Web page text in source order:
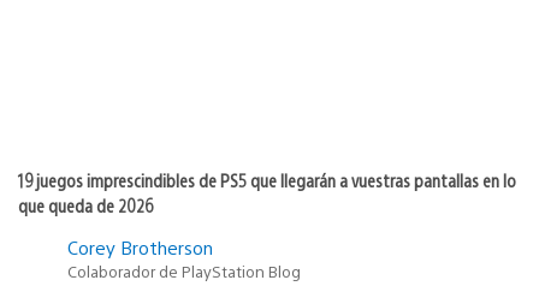
19 juegos imprescindibles de PS5 que llegarán a vuestras pantallas en lo
que queda de 2026
Corey Brotherson
Colaborador de PlayStation Blog